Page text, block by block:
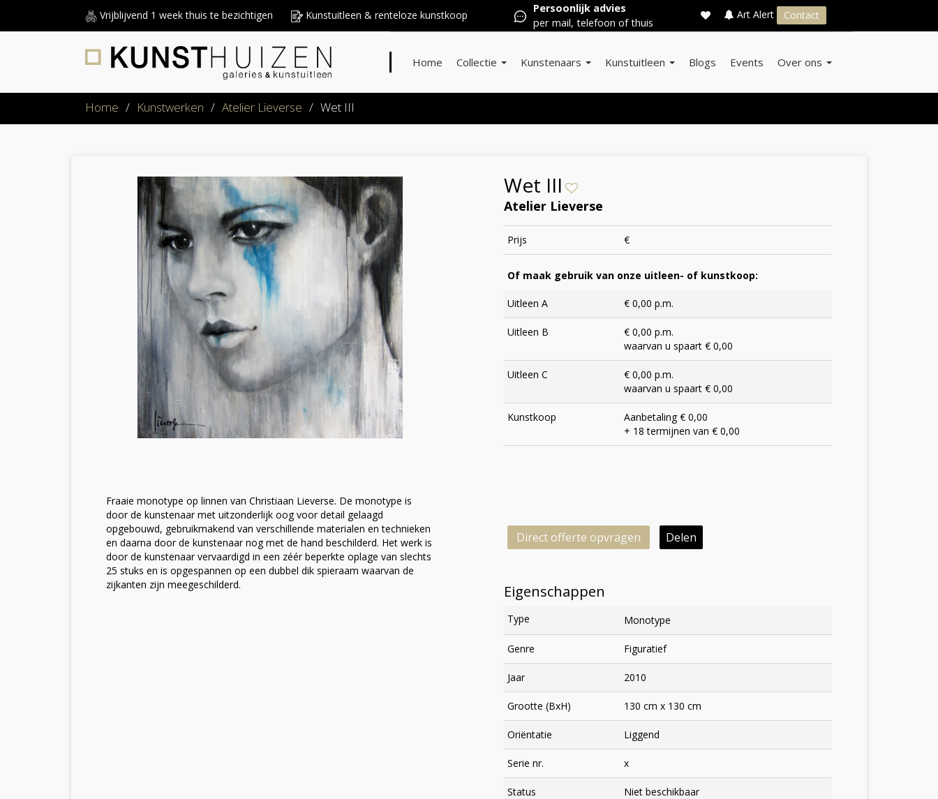
Vrijblijvend 1 week thuis te bezichtigen Kunstuitleen & renteloze kunstkoop
Persoonlijk advies
per mail, telefoon of thuis
Art Alert Contact
Home Collectie Kunstenaars Kunstuitleen Blogs Events Over ons
Home / Kunstwerken / Atelier Lieverse / Wet III
Fraaie monotype op linnen van Christiaan Lieverse. De monotype is
door de kunstenaar met uitzonderlijk oog voor detail gelaagd
opgebouwd, gebruikmakend van verschillende materialen en technieken
en daarna door de kunstenaar nog met de hand beschilderd. Het werk is
door de kunstenaar vervaardigd in een zéér beperkte oplage van slechts
25 stuks en is opgespannen op een dubbel dik spieraam waarvan de
zijkanten zijn meegeschilderd.
Wet III
Atelier Lieverse
Prijs €
Of maak gebruik van onze uitleen- of kunstkoop:
Uitleen A € 0,00 p.m.
Uitleen B
€ 0,00 p.m.
waarvan u spaart € 0,00
Uitleen C
€ 0,00 p.m.
waarvan u spaart € 0,00
Kunstkoop
Aanbetaling € 0,00
+ 18 termijnen van € 0,00
Direct offerte opvragen Delen
Eigenschappen
Type Monotype
Genre Figuratief
Jaar 2010
Grootte (BxH) 130 cm x 130 cm
Oriëntatie Liggend
Serie nr. x
Status Niet beschikbaar